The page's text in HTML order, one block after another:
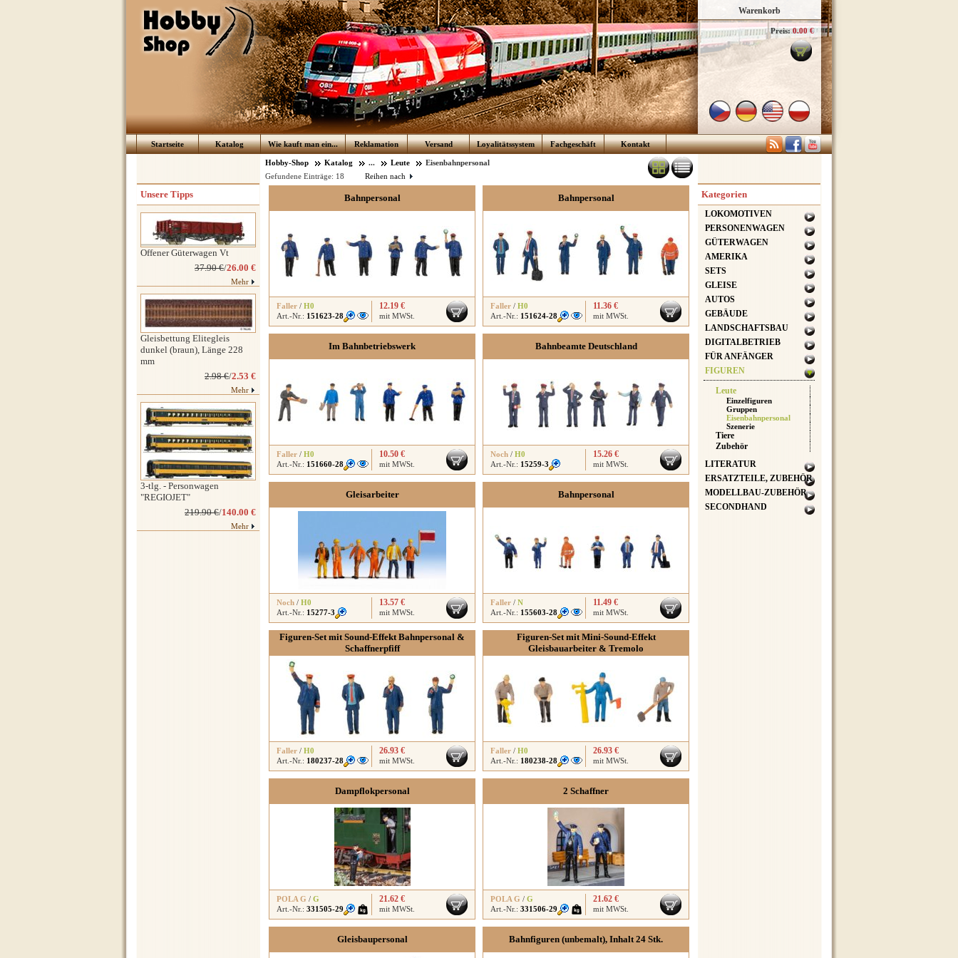
Warenkorb
Preis: 0.00 €
Startseite Katalog Wie kauft man ein... Reklamation Versand Loyalitätssystem Fachgeschäft Kontakt
Hobby-Shop Katalog ... Leute
Eisenbahnpersonal
Reihen nach
Gefundene Einträge: 18
Bahnpersonal
Faller / H0
Art.-Nr.: 151623-28
12.19 €
mit MWSt.
Bahnpersonal
Faller / H0
Art.-Nr.: 151624-28
11.36 €
mit MWSt.
Im Bahnbetriebswerk
Faller / H0
Art.-Nr.: 151660-28
10.50 €
mit MWSt.
Bahnbeamte Deutschland
Noch / H0
Art.-Nr.: 15259-3
15.26 €
mit MWSt.
Gleisarbeiter
Noch / H0
Art.-Nr.: 15277-3
13.57 €
mit MWSt.
Bahnpersonal
Faller / N
Art.-Nr.: 155603-28
11.49 €
mit MWSt.
Figuren-Set mit Sound-Effekt Bahnpersonal &
Schaffnerpfiff
Faller / H0
Art.-Nr.: 180237-28
26.93 €
mit MWSt.
Figuren-Set mit Mini-Sound-Effekt
Gleisbauarbeiter & Tremolo
Faller / H0
Art.-Nr.: 180238-28
26.93 €
mit MWSt.
Dampflokpersonal
POLA G / G
Art.-Nr.: 331505-29
21.62 €
mit MWSt.
2 Schaffner
POLA G / G
Art.-Nr.: 331506-29
21.62 €
mit MWSt.
Gleisbaupersonal Bahnfiguren (unbemalt), Inhalt 24 Stk.
Unsere Tipps
Offener Güterwagen Vt
37.90 €/26.00 €
Mehr
Gleisbettung Elitegleis
dunkel (braun), Länge 228
mm
2.98 €/2.53 €
Mehr
3-tlg. - Personwagen
"REGIOJET"
219.90 €/140.00 €
Mehr
Kategorien
LOKOMOTIVEN
PERSONENWAGEN
GÜTERWAGEN
AMERIKA
SETS
GLEISE
AUTOS
GEBÄUDE
LANDSCHAFTSBAU
DIGITALBETRIEB
FÜR ANFÄNGER
FIGUREN
Leute
Einzelfiguren
Gruppen
Eisenbahnpersonal
Szenerie
Tiere
Zubehör
LITERATUR
ERSATZTEILE, ZUBEHÖR
MODELLBAU-ZUBEHÖR
SECONDHAND